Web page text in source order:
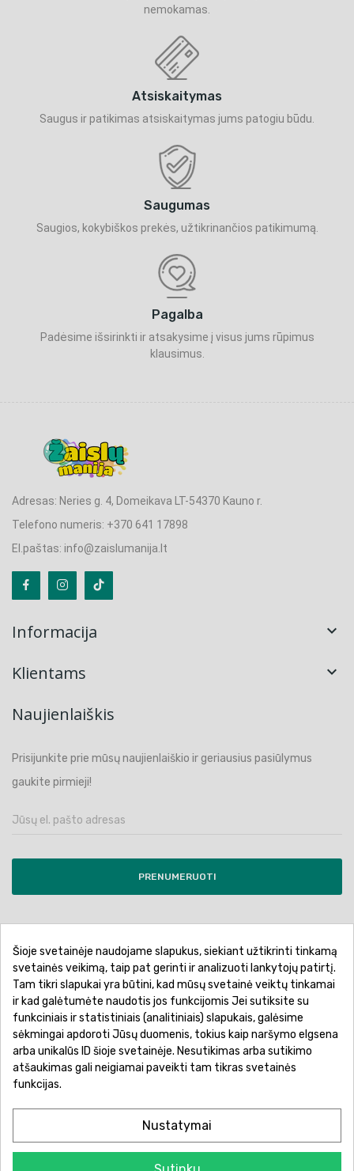
nemokamas.
Atsiskaitymas
Saugus ir patikimas atsiskaitymas jums patogiu būdu.
Saugumas
Saugios, kokybiškos prekės, užtikrinančios patikimumą.
Pagalba
Padėsime išsirinkti ir atsakysime į visus jums rūpimus
klausimus.
Adresas: Neries g. 4, Domeikava LT-54370 Kauno r.
Telefono numeris: +370 641 17898
El.paštas: info@zaislumanija.lt
Informacija 
Klientams 
Naujienlaiškis
Prisijunkite prie mūsų naujienlaiškio ir geriausius pasiūlymus
gaukite pirmieji!
PRENUMERUOTI
Pirkimo sąlygos ir taisyklės
Privatumo politika
Garantinis aptarnavimas
Prekių pristatymas
Prekių grąžinimas
Atsiskaitymo būdai
Šioje svetainėje naudojame slapukus, siekiant užtikrinti tinkamą
svetainės veikimą, taip pat gerinti ir analizuoti lankytojų patirtį.
Tam tikri slapukai yra būtini, kad mūsų svetainė veiktų tinkamai
ir kad galėtumėte naudotis jos funkcijomis Jei sutiksite su
funkciniais ir statistiniais (analitiniais) slapukais, galėsime
sėkmingai apdoroti Jūsų duomenis, tokius kaip naršymo elgsena
arba unikalūs ID šioje svetainėje. Nesutikimas arba sutikimo
atšaukimas gali neigiamai paveikti tam tikras svetainės
funkcijas.
Nustatymai